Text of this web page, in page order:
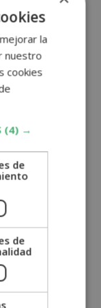
base sólida y
formarse en
destacables
tienen
es
que te
en clínicas
la
nuestro
cookies
(4) →
de
de